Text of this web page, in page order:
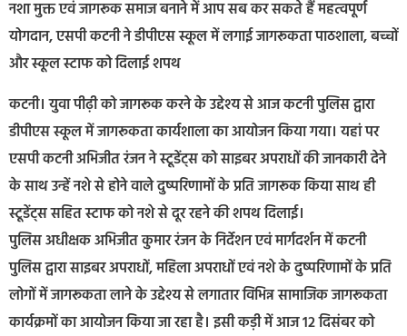
नशा मुक्त एवं जागरूक समाज बनाने में आप सब कर सकते हैं महत्वपूर्ण
योगदान, एसपी कटनी ने डीपीएस स्कूल में लगाई जागरूकता पाठशाला, बच्चों
और स्कूल स्टाफ को दिलाई शपथ
कटनी। युवा पीढ़ी को जागरूक करने के उद्देश्य से आज कटनी पुलिस द्वारा
डीपीएस स्कूल में जागरूकता कार्यशाला का आयोजन किया गया। यहां पर
एसपी कटनी अभिजीत रंजन ने स्टूडेंट्स को साइबर अपराधों की जानकारी देने
के साथ उन्हें नशे से होने वाले दुष्परिणामों के प्रति जागरूक किया साथ ही
स्टूडेंट्स सहित स्टाफ को नशे से दूर रहने की शपथ दिलाई।
पुलिस अधीक्षक अभिजीत कुमार रंजन के निर्देशन एवं मार्गदर्शन में कटनी
पुलिस द्वारा साइबर अपराधों, महिला अपराधों एवं नशे के दुष्परिणामों के प्रति
लोगों में जागरूकता लाने के उद्देश्य से लगातार विभिन्न सामाजिक जागरूकता
कार्यक्रमों का आयोजन किया जा रहा है। इसी कड़ी में आज 12 दिसंबर को